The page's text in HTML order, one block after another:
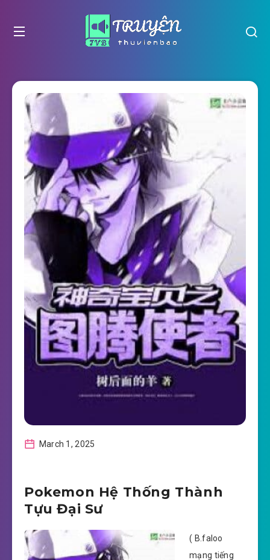
March 1, 2025
Pokemon Hệ Thống Thành
Tựu Đại Sư
( B.faloo
mạng tiếng